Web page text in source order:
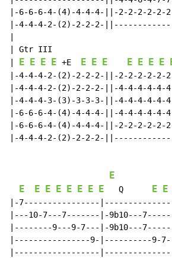
|-6-6-6-4-(4)-4-4-4-||-2-2-2-2-2-
|-4-4-4-2-(2)-2-2-2-
| Gtr III
E E E E +E E E E E E E E
|-4-4-4-2-(2)-2-2-2-||-2-2-2-2-2-
|-4-4-4-2-(2)-2-2-2-||-4-4-4-4-4-
|-4-4-4-3-(3)-3-3-3-||-4-4-4-4-4-
|-6-6-6-4-(4)-4-4-4-||-4-4-4-4-4-
|-6-6-6-4-(4)-4-4-4-||-2-2-2-2-2-
|-4-4-4-2-(2)-2-2-2-
E
E
E E E E E E E
   Q
E E
|-7----------------
|---10-7---7-------|-9b10---
|--------9---9-7---|-9b10---
|----------------9-|----------9-
|------------------